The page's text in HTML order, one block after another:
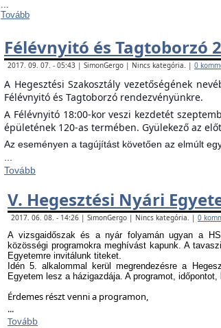
Tovább
Félévnyitó és Tagtoborzó
2017. 09. 07. - 05:43 | SimonGergo | Nincs kategória. | 0
A Hegesztési Szakosztály vezetőségének
Félévnyitó és Tagtoborzó rendezvényünkre.
A Félévnyitó 18:00-kor veszi kezdetét
épületének 120-as termében. Gyülekező az
Az eseményen a tagújítást követően az elmúlt
Tovább
V. Hegesztési Nyári
2017. 06. 08. - 14:26 | SimonGergo | Nincs kategória. | 0
A vizsgaidőszak és a nyár folyamán ugyan a
közösségi programokra meghívást kapunk. A
Egyetemre invitálunk titeket.
Idén 5. alkalommal kerül megrendezésre a
Egyetem lesz a házigazdája. A programot,
Érdemes részt venni a programon,
...
Tovább